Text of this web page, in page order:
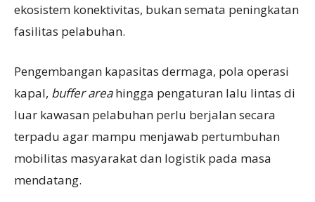
ekosistem konektivitas, bukan semata peningkatan
fasilitas pelabuhan.
Pengembangan kapasitas dermaga, pola operasi
kapal, buffer areahingga pengaturan lalu lintas di
luar kawasan pelabuhan perlu berjalan secara
terpadu agar mampu menjawab pertumbuhan
mobilitas masyarakat dan logistik pada masa
mendatang.